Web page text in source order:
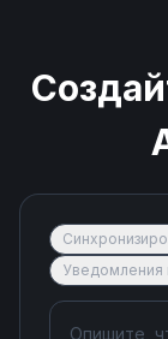
Уведомления